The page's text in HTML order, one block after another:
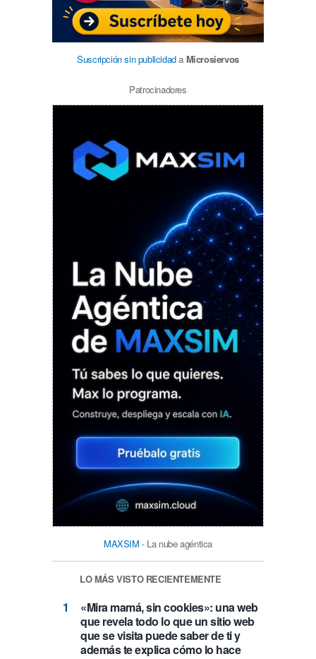
Suscripción sin publicidada Microsiervos
Patrocinadores
MAXSIM - La nube agéntica
LO MÁS VISTO RECIENTEMENTE
«Mira mamá, sin cookies»: una web
que revela todo lo que un sitio web
que se visita puede saber de ti y
además te explica cómo lo hace